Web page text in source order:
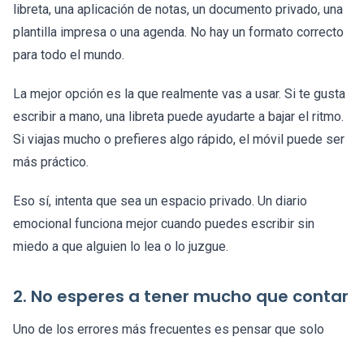
libreta, una aplicación de notas, un documento privado, una
plantilla impresa o una agenda. No hay un formato correcto
para todo el mundo.
La mejor opción es la que realmente vas a usar. Si te gusta
escribir a mano, una libreta puede ayudarte a bajar el ritmo.
Si viajas mucho o prefieres algo rápido, el móvil puede ser
más práctico.
Eso sí, intenta que sea un espacio privado. Un diario
emocional funciona mejor cuando puedes escribir sin
miedo a que alguien lo lea o lo juzgue.
2. No esperes a tener mucho que contar
Uno de los errores más frecuentes es pensar que solo